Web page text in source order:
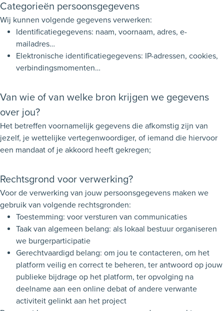
Categorieën persoonsgegevens
Wij kunnen volgende gegevens verwerken:
Identificatiegegevens: naam, voornaam, adres, e-
mailadres…
Elektronische identificatiegegevens: IP-adressen, cookies,
verbindingsmomenten…
Van wie of van welke bron krijgen we gegevens
over jou?
Het betreffen voornamelijk gegevens die afkomstig zijn van
jezelf, je wettelijke vertegenwoordiger, of iemand die hiervoor
een mandaat of je akkoord heeft gekregen;
Rechtsgrond voor verwerking?
Voor de verwerking van jouw persoonsgegevens maken we
gebruik van volgende rechtsgronden:
Toestemming: voor versturen van communicaties
Taak van algemeen belang: als lokaal bestuur organiseren
we burgerparticipatie
Gerechtvaardigd belang: om jou te contacteren, om het
platform veilig en correct te beheren, ter antwoord op jouw
publieke bijdrage op het platform, ter opvolging na
deelname aan een online debat of andere verwante
activiteit gelinkt aan het project